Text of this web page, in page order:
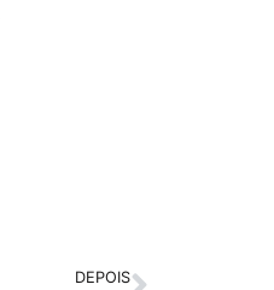
DEPOIS